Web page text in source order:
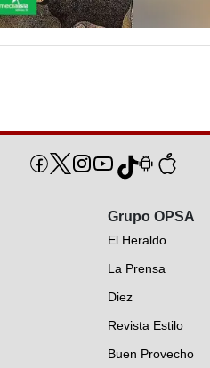
Grupo OPSA
El Heraldo
La Prensa
Diez
Revista Estilo
Buen Provecho